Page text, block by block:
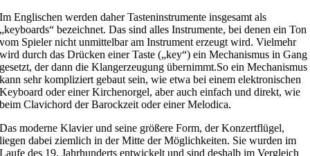
Im Englischen werden daher Tasteninstrumente insgesamt als
„keyboards“ bezeichnet. Das sind alles Instrumente, bei denen ein Ton
vom Spieler nicht unmittelbar am Instrument erzeugt wird. Vielmehr
wird durch das Drücken einer Taste („key“) ein Mechanismus in Gang
gesetzt, der dann die Klangerzeugung übernimmt.So ein Mechanismus
kann sehr kompliziert gebaut sein, wie etwa bei einem elektronischen
Keyboard oder einer Kirchenorgel, aber auch einfach und direkt, wie
beim Clavichord der Barockzeit oder einer Melodica.
Das moderne Klavier und seine größere Form, der Konzertflügel,
liegen dabei ziemlich in der Mitte der Möglichkeiten. Sie wurden im
Laufe des 19. Jahrhunderts entwickelt und sind deshalb im Vergleich